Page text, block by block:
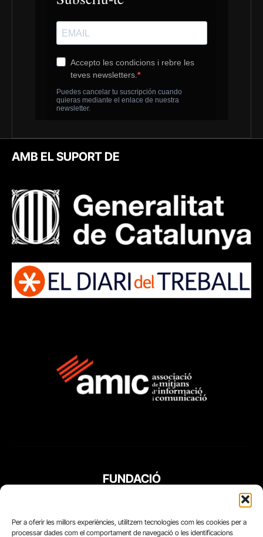
Per a oferir les millors experiències, utilitzem tecnologies com les cookies per a
processar dades com el comportament de navegació o les identificacions
AMB EL SUPORT DE
FUNDACIÓ